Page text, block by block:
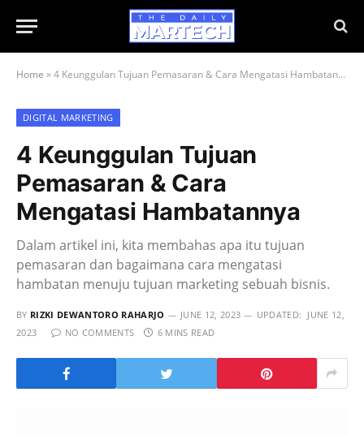
Home »4 Keunggulan Tujuan Pemasaran & Cara Mengatasi Hambatannya
DIGITAL MARKETING
4 Keunggulan Tujuan
Pemasaran & Cara
Mengatasi Hambatannya
Dalam artikel ini, kita membahas apa itu tujuan
pemasaran dan bagaimana cara mengatasi
hambatan menuju tujuan marketing sebuah bisnis.
BY RIZKI DEWANTORO RAHARJO JUNE 12, 2023 UPDATED: JUNE 12,
2023
NO COMMENTS 6 MINS READ